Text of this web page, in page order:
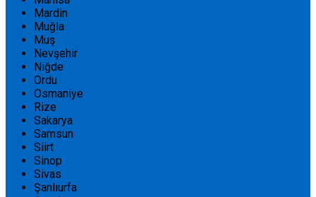
Mardin
Muğla
Muş
Nevşehir
Niğde
Ordu
Osmaniye
Rize
Sakarya
Samsun
Siirt
Sinop
Sivas
Şanlıurfa